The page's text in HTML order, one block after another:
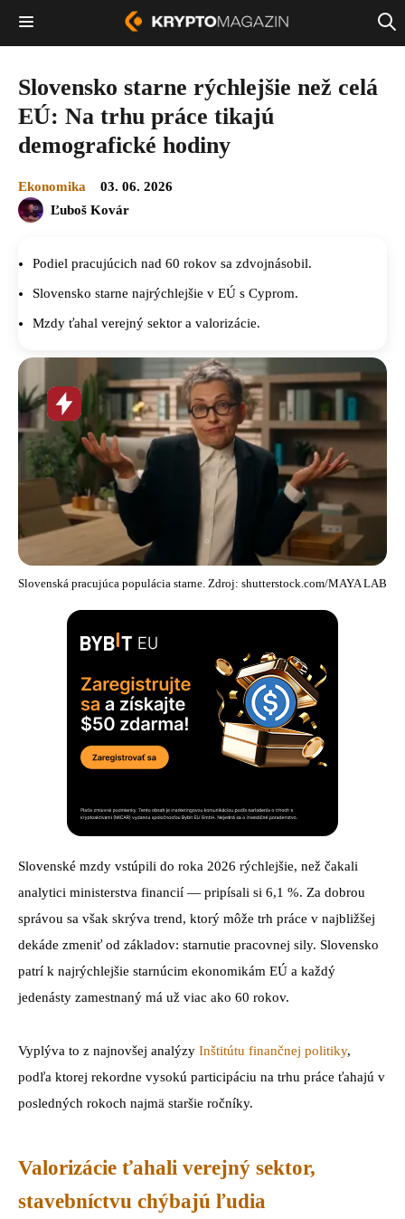
Slovensko starne rýchlejšie než celá
EÚ: Na trhu práce tikajú
demografické hodiny
Ekonomika
03. 06. 2026
Ľuboš Kovár
Podiel pracujúcich nad 60 rokov sa zdvojnásobil.
Slovensko starne najrýchlejšie v EÚ s Cyprom.
Mzdy ťahal verejný sektor a valorizácie.
Horúca
novinka
Slovenská pracujúca populácia starne. Zdroj: shutterstock.com/MAYA LAB
Slovenské mzdy vstúpili do roka 2026 rýchlejšie, než čakali
analytici ministerstva financií — pripísali si 6,1 %. Za dobrou
správou sa však skrýva trend, ktorý môže trh práce v najbližšej
dekáde zmeniť od základov: starnutie pracovnej sily. Slovensko
patrí k najrýchlejšie starnúcim ekonomikám EÚ a každý
jedenásty zamestnaný má už viac ako 60 rokov.
Vyplýva to z najnovšej analýzy Inštitútu finančnej politiky,
podľa ktorej rekordne vysokú participáciu na trhu práce ťahajú v
posledných rokoch najmä staršie ročníky.
Valorizácie ťahali verejný sektor,
stavebníctvu chýbajú ľudia